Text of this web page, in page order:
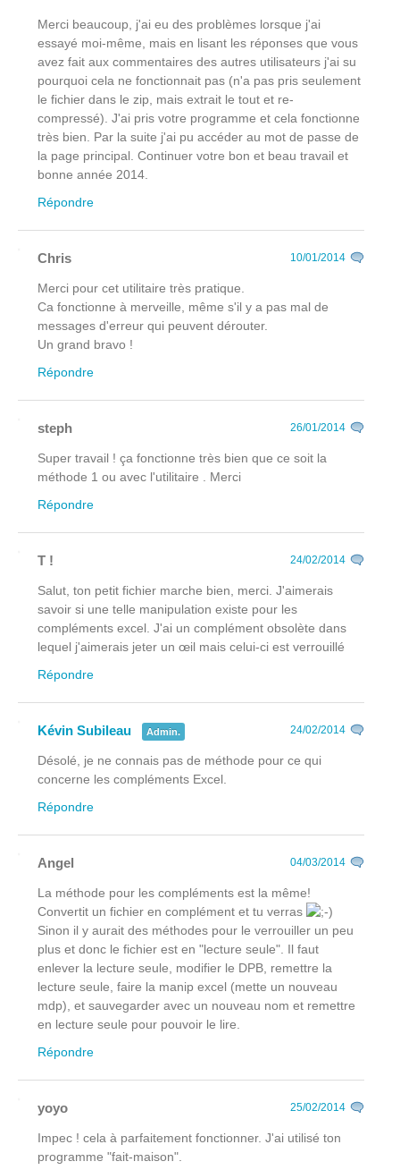
Merci beaucoup, j'ai eu des problèmes lorsque j'ai
essayé moi-même, mais en lisant les réponses que vous
avez fait aux commentaires des autres utilisateurs j'ai su
pourquoi cela ne fonctionnait pas (n'a pas pris seulement
le fichier dans le zip, mais extrait le tout et re-
compressé). J'ai pris votre programme et cela fonctionne
très bien. Par la suite j'ai pu accéder au mot de passe de
la page principal. Continuer votre bon et beau travail et
bonne année 2014.
Répondre
Chris 10/01/2014
Merci pour cet utilitaire très pratique.
Ca fonctionne à merveille, même s'il y a pas mal de
messages d'erreur qui peuvent dérouter.
Un grand bravo !
Répondre
steph 26/01/2014
Super travail ! ça fonctionne très bien que ce soit la
méthode 1 ou avec l'utilitaire . Merci
Répondre
T ! 24/02/2014
Salut, ton petit fichier marche bien, merci. J'aimerais
savoir si une telle manipulation existe pour les
compléments excel. J'ai un complément obsolète dans
lequel j'aimerais jeter un œil mais celui-ci est verrouillé
Répondre
Kévin Subileau Admin. 24/02/2014
Désolé, je ne connais pas de méthode pour ce qui
concerne les compléments Excel.
Répondre
Angel 04/03/2014
La méthode pour les compléments est la même!
Convertit un fichier en complément et tu verras
Sinon il y aurait des méthodes pour le verrouiller un peu
plus et donc le fichier est en "lecture seule". Il faut
enlever la lecture seule, modifier le DPB, remettre la
lecture seule, faire la manip excel (mette un nouveau
mdp), et sauvegarder avec un nouveau nom et remettre
en lecture seule pour pouvoir le lire.
Répondre
yoyo 25/02/2014
Impec ! cela à parfaitement fonctionner. J'ai utilisé ton
programme "fait-maison".